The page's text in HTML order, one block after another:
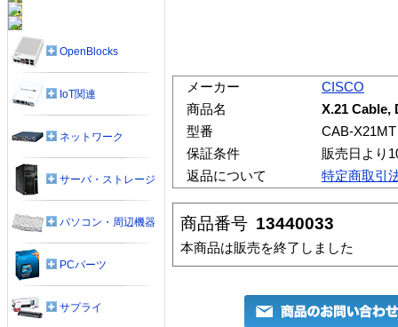
メーカー
CISCO
商品名
X.21 Cable,
型番
CAB-X21MT
保証条件
販売日より
返品について
特定商取引
商品番号 13440033
本商品は販売を終了しました
OpenBlocks
IoT関連
ネットワーク
サーバ・ストレージ
パソコン・周辺機器
PCパーツ
サプライ